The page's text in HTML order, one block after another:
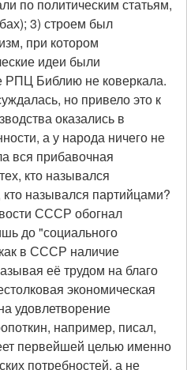
по политическим статьям,
3) строем был
при котором
идеи были
РПЦ Библию не коверкала.
но привело это к
оказались в
а у народа ничего не
вся прибавочная
кто назывался
кто назывался партийцами?
СССР обогнал
до "социального
в СССР наличие
её трудом на благо
экономическая
удовлетворение
например, писал,
первейшей целью именно
потребностей, а не